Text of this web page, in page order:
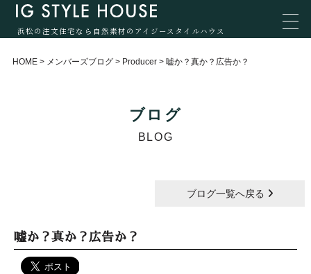
浜松の注文住宅なら自然素材のアイジースタイルハウス
HOME > メンバーズブログ > Producer > 嘘か？真か？広告か？
ブログ
BLOG
ブログ一覧へ戻る
嘘か？真か？広告か？